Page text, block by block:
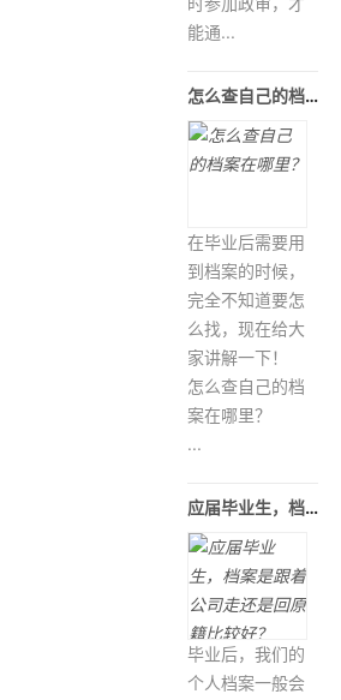
能通...
怎么查自己的档案在哪里？
在毕业后需要用
到档案的时候，
完全不知道要怎
么找，现在给大
家讲解一下！
怎么查自己的档
案在哪里？
...
应届毕业生，档案是跟着公司走还是回
毕业后，我们的
个人档案一般会